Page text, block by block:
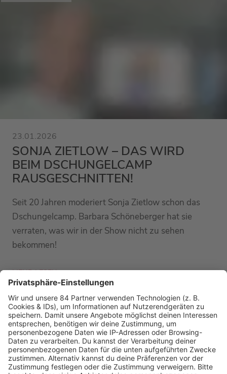
23.01.2026
SONJA ZIETLOW – DAS WIRD
BEIM DSCHUNGELCAMP
RAUSGESCHNITTEN!
Seit 20 Jahren moderiert Sonja Zietlow schon das
Dschungelcamp. Barbara Schöneberger hat sie
verraten, was wir in der Show nicht zu sehen
bekommen!
MEHR LESEN
PODCAST-GÄSTE: MEHR NEWS